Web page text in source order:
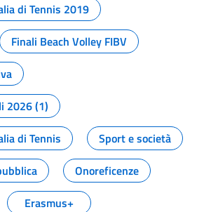
di Tennis 2019
Finali Beach Volley FIBV
2026 (1)
di Tennis
Sport e società
Onoreficenze
Erasmus+